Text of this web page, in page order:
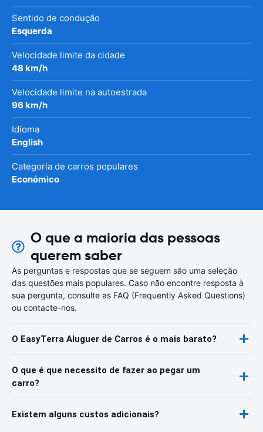
Sentido de condução
Esquerda
Velocidade limite da cidade
48 km/h
Velocidade limite na autoestrada
96 km/h
Idioma
English
Categoria de carros populares
Económico
O que a maioria das pessoas
querem saber
As perguntas e respostas que se seguem são uma seleção
das questões mais populares. Caso não encontre resposta à
sua pergunta, consulte as FAQ (Frequently Asked Questions)
ou contacte-nos.
O EasyTerra Aluguer de Carros é o mais barato?
O que é que necessito de fazer ao pegar um
carro?
Existem alguns custos adicionais?